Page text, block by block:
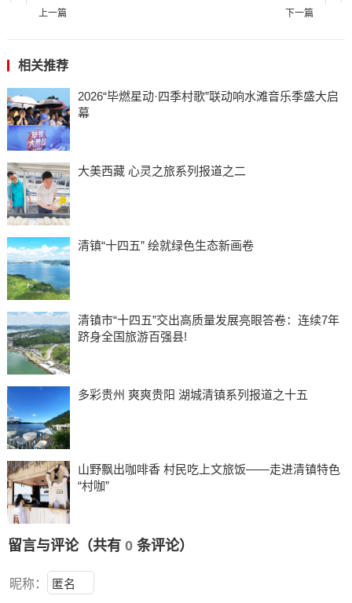
上一篇 下一篇
相关推荐
2026“毕燃星动·四季村歌”联动响水滩音乐季盛大启
幕
大美西藏 心灵之旅系列报道之二
清镇“十四五” 绘就绿色生态新画卷
清镇市“十四五”交出高质量发展亮眼答卷：连续7年
跻身全国旅游百强县!
多彩贵州 爽爽贵阳 湖城清镇系列报道之十五
山野飘出咖啡香 村民吃上文旅饭——走进清镇特色
“村咖”
留言与评论（共有 0条评论）
昵称：